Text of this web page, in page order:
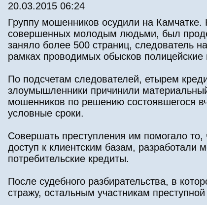
20.03.2015 06:24
Группу мошенников осудили на
совершенных молодым людьми, был
заняло более 500 страниц, следователь
рамках проводимых обысков
По подсчетам следователей, етырем
злоумышленники причинили
мошенников по решению состоявшегося
условные сроки.
Совершать преступления им помогало
доступ к клиентским базам,
потребительские кредиты.
После судебного разбирательства, в
стражу, остальным участникам